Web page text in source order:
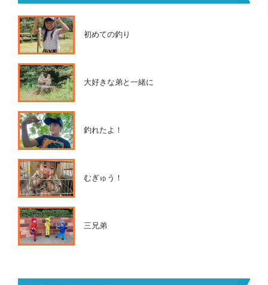
初めての釣り
大好きな弟と一緒に
釣れたよ！
むぎゅう！
三兄弟